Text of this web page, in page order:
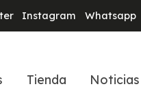
Instagram Whatsapp
Tienda Noticias